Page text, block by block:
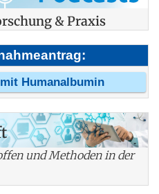
& Praxis
Humanalbumin
und Methoden in der